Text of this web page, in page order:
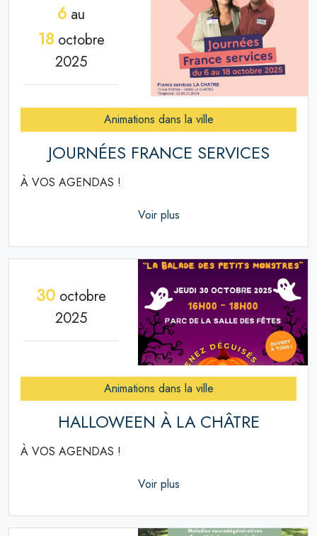
6 au
18octobre
2025
Animations dans la ville
JOURNÉES FRANCE SERVICES
À VOS AGENDAS !
Voir plus
30 octobre
2025
Animations dans la ville
HALLOWEEN À LA CHÂTRE
À VOS AGENDAS !
Voir plus